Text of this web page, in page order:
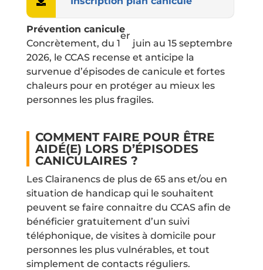
Prévention canicule
Concrètement, du 1
er
juin au 15 septembre
2026, le CCAS recense et anticipe la
survenue d’épisodes de canicule et fortes
chaleurs pour en protéger au mieux les
personnes les plus fragiles.
COMMENT FAIRE POUR ÊTRE
AIDÉ(E) LORS D’ÉPISODES
CANICULAIRES ?
Les Clairanencs de plus de 65 ans et/ou en
situation de handicap qui le souhaitent
peuvent se faire connaitre du CCAS afin de
bénéficier gratuitement d’un suivi
téléphonique, de visites à domicile pour
personnes les plus vulnérables, et tout
simplement de contacts réguliers.